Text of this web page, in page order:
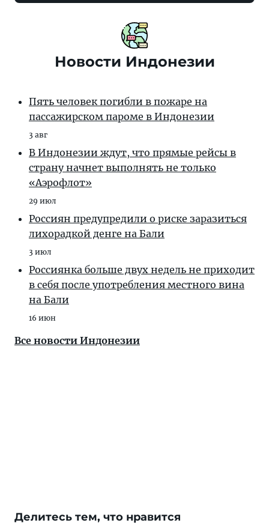
Новости Индонезии
Пять человек погибли в пожаре на
пассажирском пароме в Индонезии
3 авг
В Индонезии ждут, что прямые рейсы в
страну начнет выполнять не только
«Аэрофлот»
29 июл
Россиян предупредили о риске заразиться
лихорадкой денге на Бали
3 июл
Россиянка больше двух недель не приходит
в себя после употребления местного вина
на Бали
16 июн
Все новости Индонезии
Делитесь тем, что нравится